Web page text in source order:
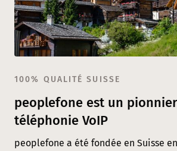
100% QUALITÉ SUISSE
peoplefone est un
téléphonie VoIP
peoplefone a été fondée en Suisse